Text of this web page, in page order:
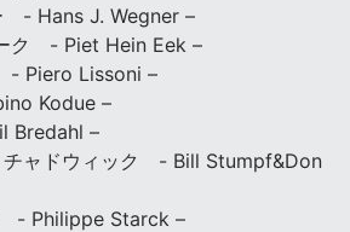
- Hans J. Wegner –
ク - Piet Hein Eek –
- Piero Lissoni –
Kodue –
Bredahl –
チャドウィック - Bill Stumpf&Don
- Philippe Starck –